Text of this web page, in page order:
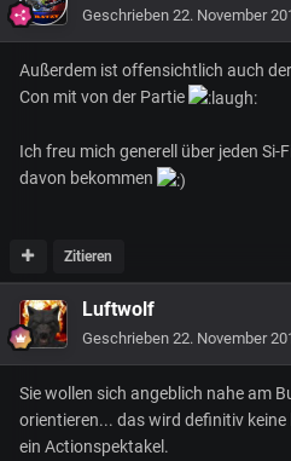
Geschrieben 22. November
Außerdem ist offensichtlich auch
Con mit von der Partie
Ich freu mich generell über jeden
davon bekommen
Zitieren
Luftwolf
Geschrieben 22. November
Sie wollen sich angeblich nahe am
orientieren... das wird definitiv
ein Actionspektakel.